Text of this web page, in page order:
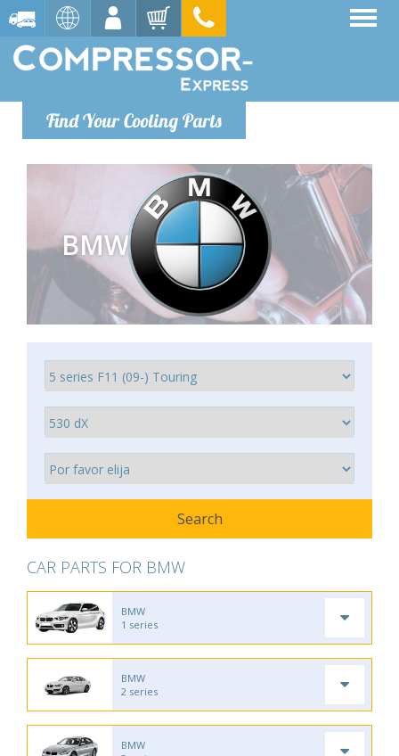
Find Your Cooling Parts
BMW
CAR PARTS FOR BMW
BMW
1 series
BMW
2 series
BMW